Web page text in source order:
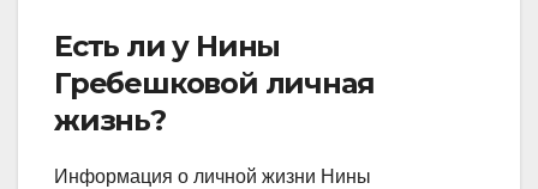
Есть ли у Нины
Гребешковой личная
жизнь?
Информация о личной жизни Нины